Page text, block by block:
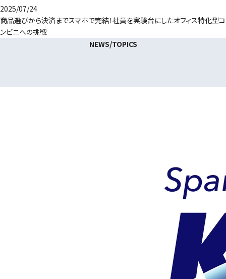
2025/07/24
商品選びから決済までスマホで完結！社員を実験台にしたオフィス特化型コ
ンビニへの挑戦
NEWS/TOPICS